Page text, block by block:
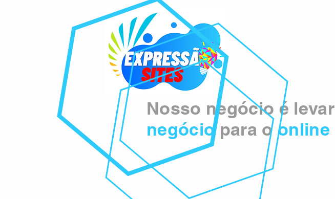
Nosso negócio é levar
negóciopara oonline